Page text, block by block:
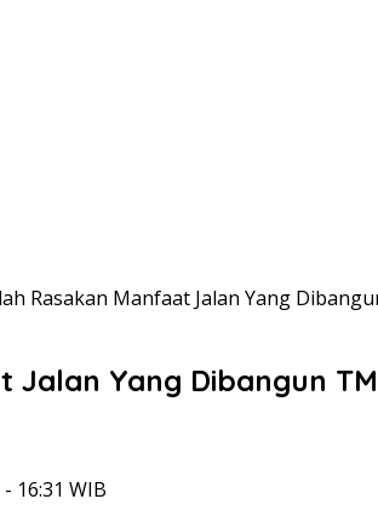
Rasakan Manfaat Jalan Yang
Yang Dibangun
16:31 WIB